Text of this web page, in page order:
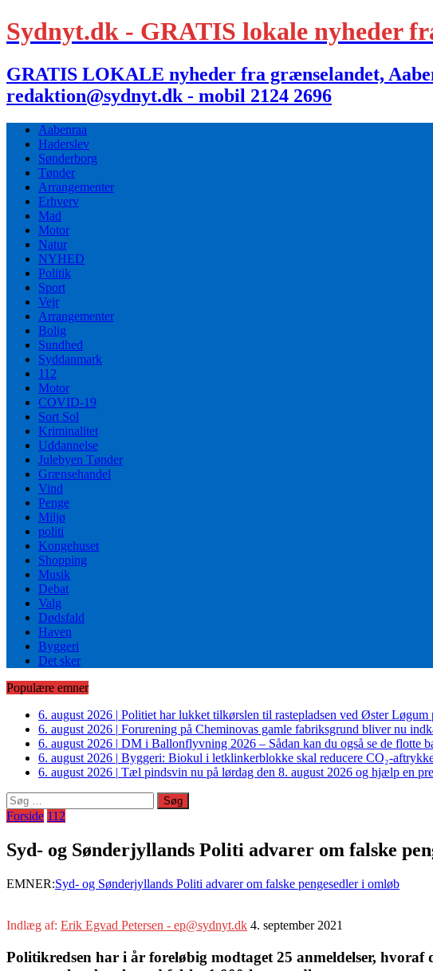
Sydnyt.dk - GRATIS lokale nyheder
GRATIS LOKALE nyheder fra grænselandet,
redaktion@sydnyt.dk - mobil 2124 2696
Aabenraa
Haderslev
Sønderborg
Tønder
Arrangementer
Erhverv
Mad
Motor
Natur
NYHED
Politik
Sport
Vejr
Arrangementer
Bolig
Sundhed
Syddanmark
112
Motor
COVID-19
Sort Sol
Kriminalitet
Uddannelse
Julebyen Tønder
Grænsehandel
Vind
Penge
Miljø
politi
Kongehuset
Shopping
Musik
Debat
Valg
Dødsfald
Haven
Byggeri
Det sker
Populære emner
6. august 2026 | Politiet har lukket tilkørslen til rastepladsen ved Øster Løgum
6. august 2026 | Forurening på Cheminovas gamle fabriksgrund bliver nu
6. august 2026 | DM i Ballonflyvning 2026 – Sådan kan du også se de flotte
6. august 2026 | Byggeri: Biokul i letklinkerblokke skal reducere CO₂-
6. august 2026 | Tæl pindsvin nu på lørdag den 8. august 2026 og hjælp en
Søg
efter:
Forside 112
Syd- og Sønderjyllands Politi advarer om falske
EMNER:Syd- og Sønderjyllands Politi advarer om falske pengesedler i omløb
Indlæg af: Erik Egvad Petersen - ep@sydnyt.dk 4. september 2021
Politikredsen har i år foreløbig modtaget 25 anmeldelser,